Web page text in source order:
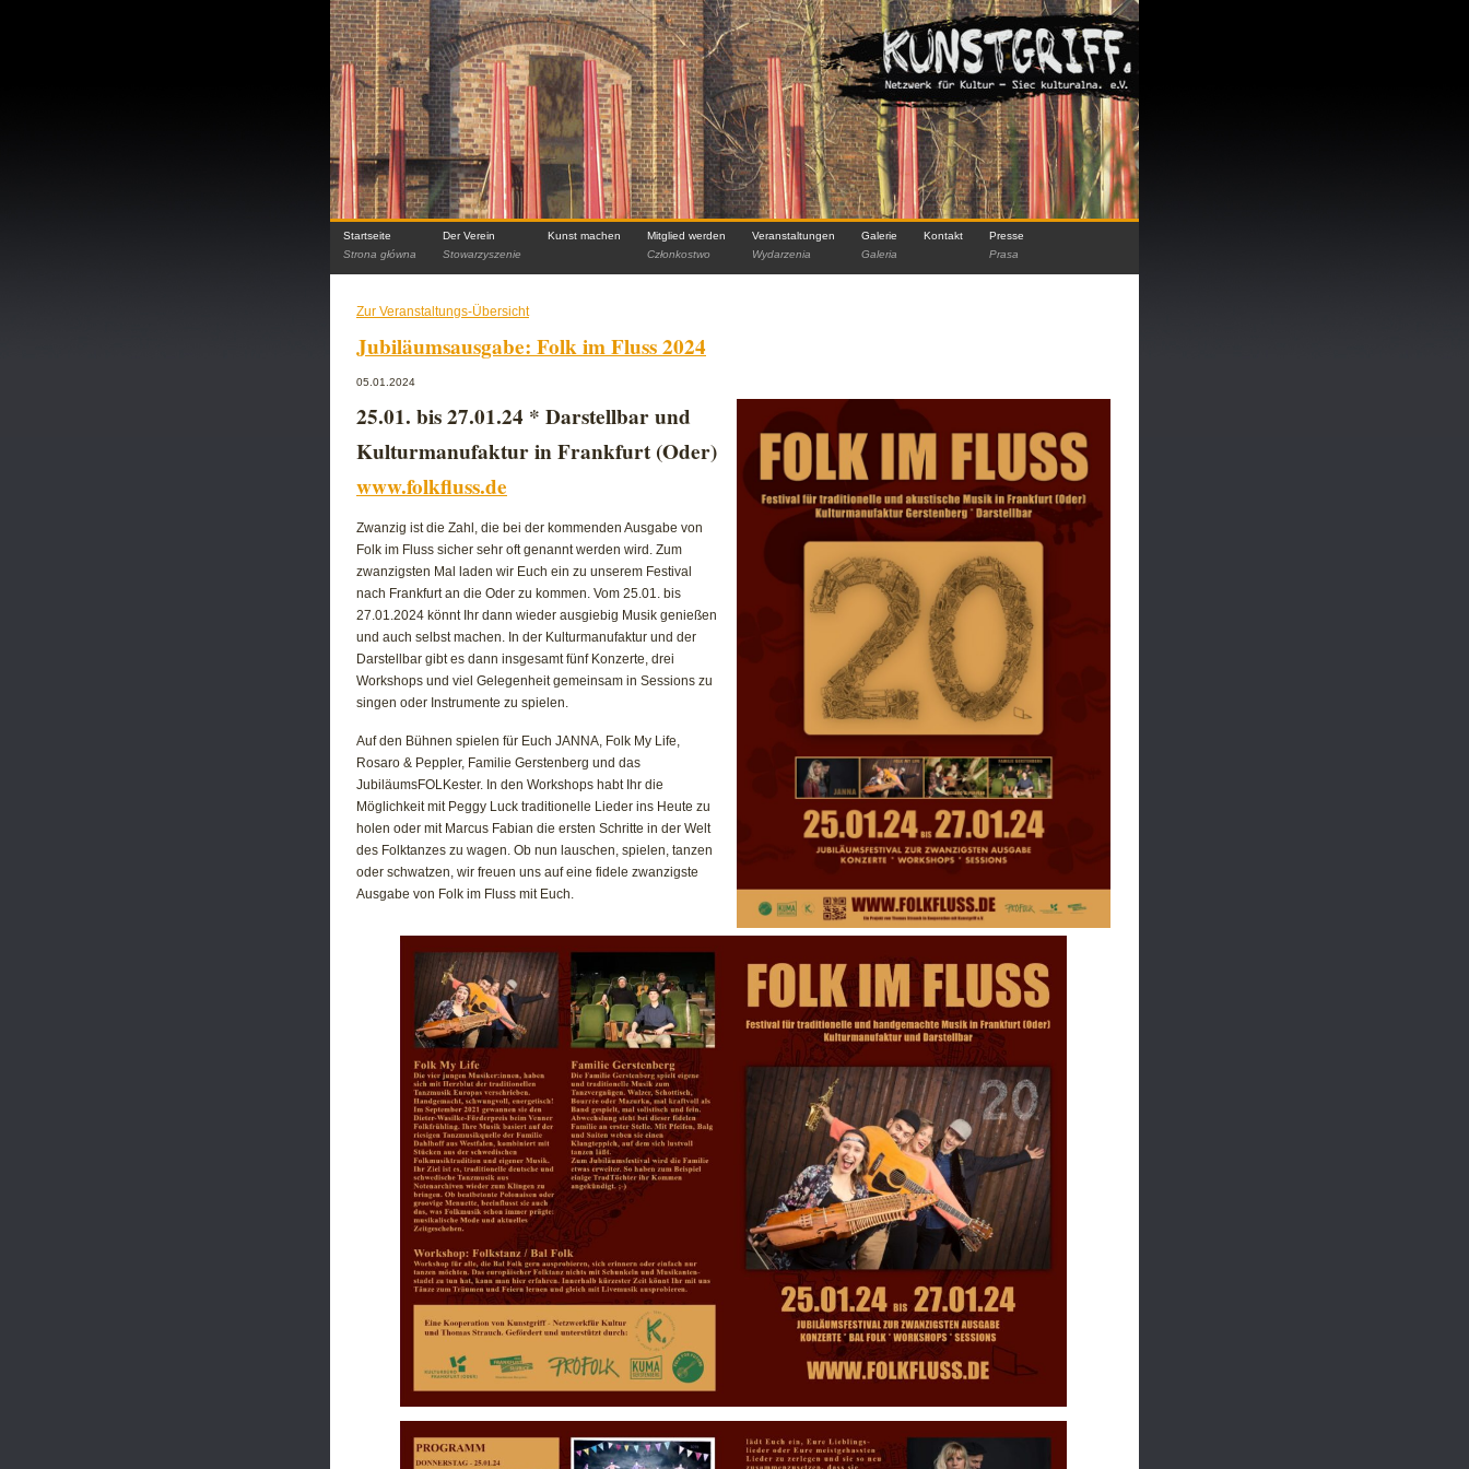
Startseite
Strona główna
Der Verein
Stowarzyszenie
Kunst machen
Mitglied werden
Członkostwo
Veranstaltungen
Wydarzenia
Galerie
Galeria
Kontakt
Presse
Prasa
Zur Veranstaltungs-Übersicht
Jubiläumsausgabe: Folk im Fluss 2024
05.01.2024
25.01. bis 27.01.24 * Darstellbar und
Kulturmanufaktur in Frankfurt (Oder)
www.folkfluss.de
Zwanzig ist die Zahl, die bei der kommenden Ausgabe von
Folk im Fluss sicher sehr oft genannt werden wird. Zum
zwanzigsten Mal laden wir Euch ein zu unserem Festival
nach Frankfurt an die Oder zu kommen. Vom 25.01. bis
27.01.2024 könnt Ihr dann wieder ausgiebig Musik genießen
und auch selbst machen. In der Kulturmanufaktur und der
Darstellbar gibt es dann insgesamt fünf Konzerte, drei
Workshops und viel Gelegenheit gemeinsam in Sessions zu
singen oder Instrumente zu spielen.
Auf den Bühnen spielen für Euch JANNA, Folk My Life,
Rosaro & Peppler, Familie Gerstenberg und das
JubiläumsFOLKester. In den Workshops habt Ihr die
Möglichkeit mit Peggy Luck traditionelle Lieder ins Heute zu
holen oder mit Marcus Fabian die ersten Schritte in der Welt
des Folktanzes zu wagen. Ob nun lauschen, spielen, tanzen
oder schwatzen, wir freuen uns auf eine fidele zwanzigste
Ausgabe von Folk im Fluss mit Euch.